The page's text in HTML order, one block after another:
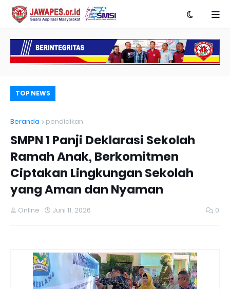
TOP NEWS
Beranda pendidikan
SMPN 1 Panji Deklarasi Sekolah
Ramah Anak, Berkomitmen
Ciptakan Lingkungan Sekolah
yang Aman dan Nyaman
Online Juni 11, 2026 0